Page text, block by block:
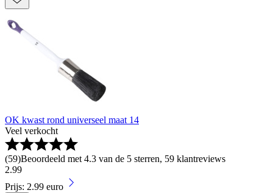
OK kwast rond universeel maat 14
Veel verkocht
(59)Beoordeeld met 4.3 van de 5 sterren, 59 klantreviews
2.99
Prijs: 2.99 euro